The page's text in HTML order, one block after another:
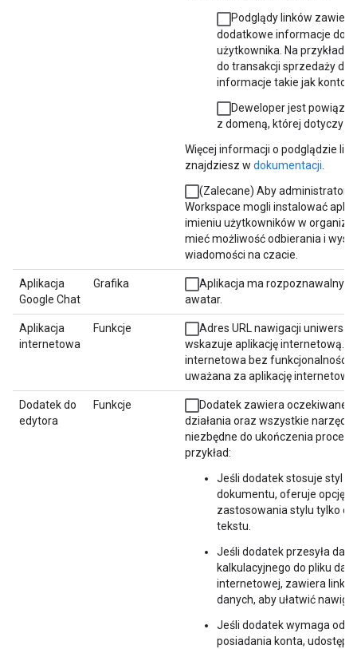
Podglądy linków
dodatkowe informacje do
użytkownika. Na przykład
do transakcji sprzedaży
informacje takie jak konto,
Deweloper jest
z domeną, której dotyczy
Więcej informacji o podglądzie
znajdziesz w dokumentacji
(Zalecane) Aby
Workspace mogli instalować
imieniu użytkowników w
mieć możliwość odbierania i
wiadomości na czacie.
Aplikacja
Google Chat
Grafika
Aplikacja ma rozpoznawalny i
awatar.
Aplikacja
internetowa
Funkcje
Adres URL nawigacji
wskazuje aplikację internetową.
internetowa bez funkcjonalności
uważana za aplikację internetową.
Dodatek do
edytora
Funkcje
Dodatek zawiera oczekiwane i
działania oraz wszystkie
niezbędne do ukończenia
przykład:
Jeśli dodatek stosuje styl
dokumentu, oferuje opcję
zastosowania stylu tylko
tekstu.
Jeśli dodatek przesyła
kalkulacyjnego do pliku
internetowej, zawiera link
danych, aby ułatwić
Jeśli dodatek wymaga od
posiadania konta,